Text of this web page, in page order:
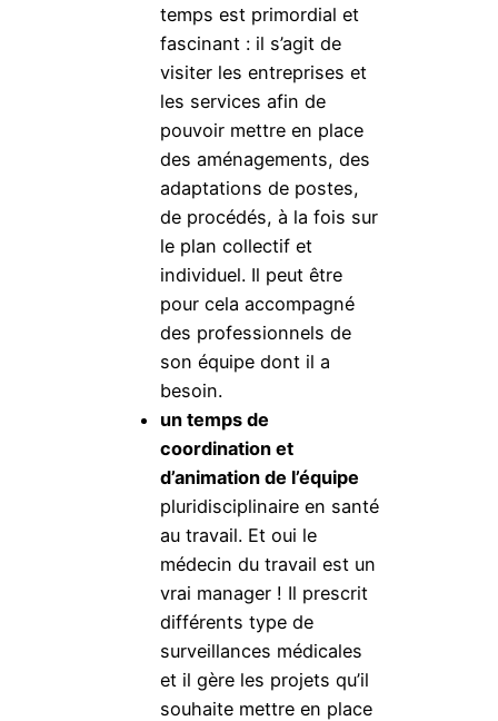
temps est primordial et
fascinant : il s’agit de
visiter les entreprises et
les services afin de
pouvoir mettre en place
des aménagements, des
adaptations de postes,
de procédés, à la fois sur
le plan collectif et
individuel. Il peut être
pour cela accompagné
des professionnels de
son équipe dont il a
besoin.
un temps de
coordination et
d’animation de l’équipe
pluridisciplinaire en santé
au travail. Et oui le
médecin du travail est un
vrai manager ! Il prescrit
différents type de
surveillances médicales
et il gère les projets qu’il
souhaite mettre en place